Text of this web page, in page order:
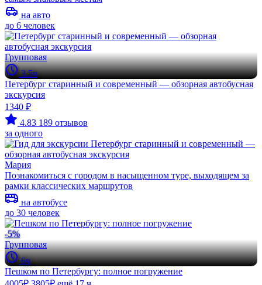
на авто
до 6 человек
Групповая
3.5ч
Петербург старинный и современный — обзорная автобусная
экскурсия
1340 ₽
4.83 189 отзывов
за одного
Мария
Познакомиться с городом в насыщенном туре, выходящем за
рамки классических маршрутов
на автобусе
до 30 человек
-5%
Групповая
6ч
Пешком по Петербургу: полное погружение